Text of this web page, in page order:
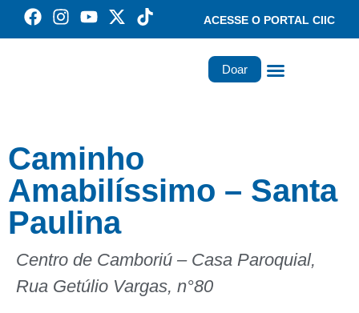
ACESSE O PORTAL CIIC
Doar
Caminho
Amabilíssimo – Santa
Paulina
Centro de Camboriú – Casa Paroquial,
Rua Getúlio Vargas, n°80